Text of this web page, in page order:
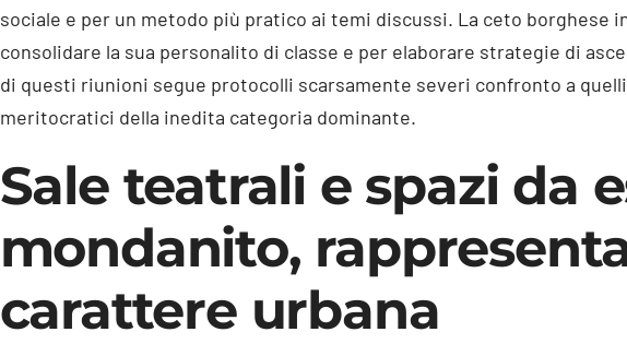
sociale e per un metodo più pratico ai temi discussi. La ceto borghese
consolidare la sua personalito di classe e per elaborare strategie di
di questi riunioni segue protocolli scarsamente severi confronto a
meritocratici della inedita categoria dominante.
Sale teatrali e spazi da
mondanito,
carattere urbana